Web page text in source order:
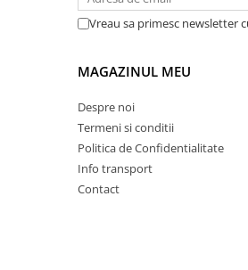
Tabureti si fotolii
Mobila hol
Vreau sa primesc newsletter
MAGAZINUL MEU
Despre noi
Termeni si conditii
Politica de Confidentialitate
Info transport
Contact